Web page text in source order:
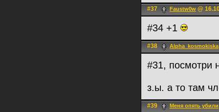
#37 Faustw0w @
#34 +1
#38 Alpha_kosmokiska
#31, посмотри
з.ы. а то там
#39 Меня опять убили